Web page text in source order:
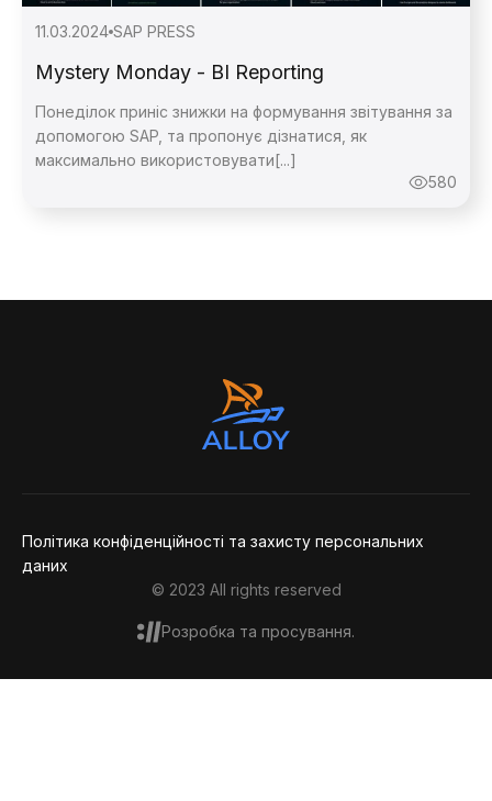
11.03.2024 SAP PRESS
Mystery Monday - BI Reporting
Понеділок приніс знижки на формування звітування за
допомогою SAP, та пропонує дізнатися, як
максимально використовувати[...]
580
Політика конфіденційності та захисту персональних
даних
© 2023 All rights reserved
Розробка та просування.